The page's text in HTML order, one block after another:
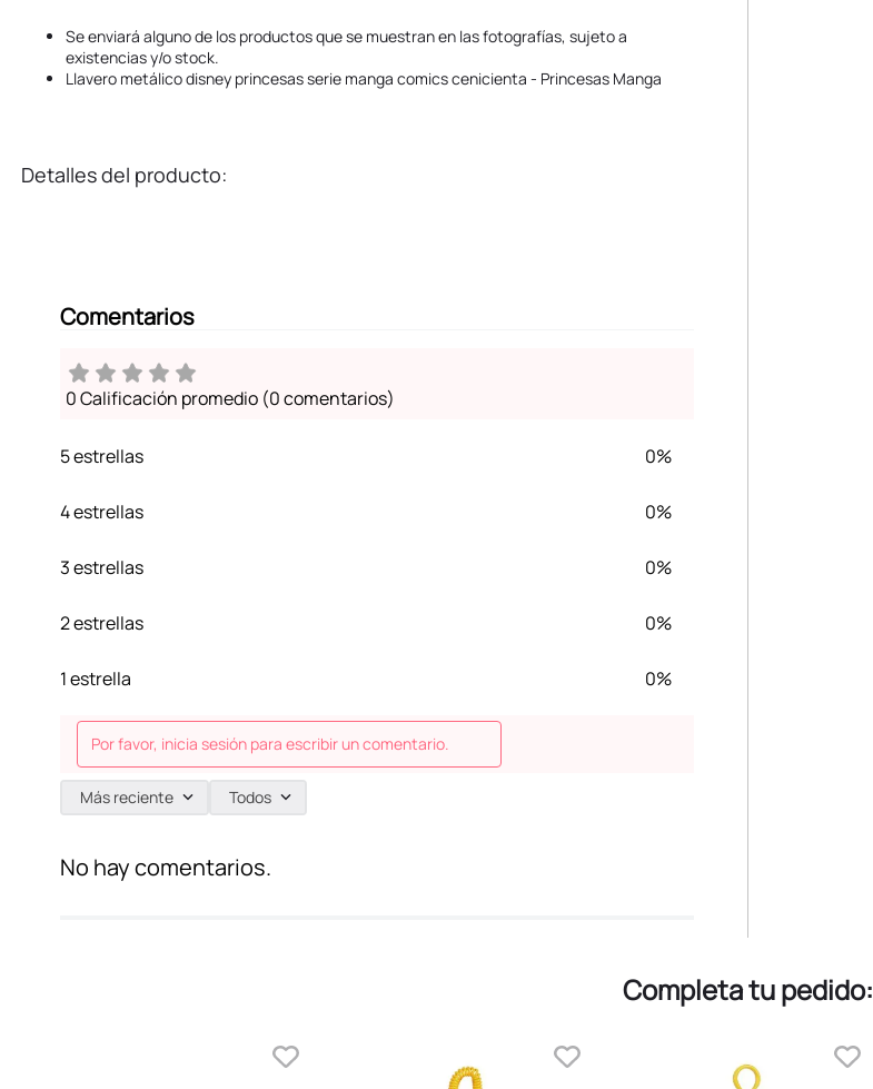
Se enviará alguno de los productos que se muestran en las fotografías, sujeto a
existencias y/o stock.
Llavero metálico disney princesas serie manga comics cenicienta - Princesas Manga
Detalles del producto:
Comentarios
0 Calificación promedio (0 comentarios)
5 estrellas 0%
4 estrellas 0%
3 estrellas 0%
2 estrellas 0%
1 estrella 0%
Por favor, inicia sesión para escribir un comentario.
Más reciente Todos
No hay comentarios.
Completa tu pedido: